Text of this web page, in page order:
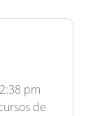
pm
de